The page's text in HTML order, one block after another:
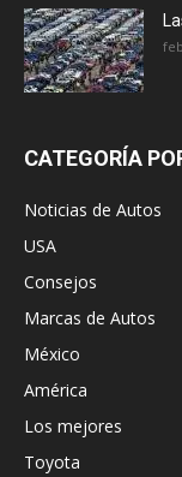
CATEGORÍA
Noticias de Autos
USA
Consejos
Marcas de Autos
México
América
Los mejores
Toyota